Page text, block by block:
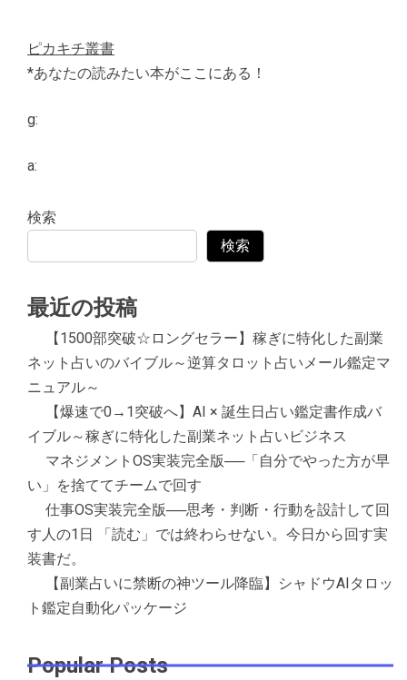
ピカキチ叢書
*あなたの読みたい本がここにある！
g:
a:
検索
検索
最近の投稿
【1500部突破☆ロングセラー】稼ぎに特化した副業
ネット占いのバイブル～逆算タロット占いメール鑑定マ
ニュアル～
【爆速で0→1突破へ】AI × 誕生日占い鑑定書作成バ
イブル～稼ぎに特化した副業ネット占いビジネス
マネジメントOS実装完全版──「自分でやった方が早
い」を捨ててチームで回す
仕事OS実装完全版──思考・判断・行動を設計して回
す人の1日 「読む」では終わらせない。今日から回す実
装書だ。
【副業占いに禁断の神ツール降臨】シャドウAIタロッ
ト鑑定自動化パッケージ
Popular Posts